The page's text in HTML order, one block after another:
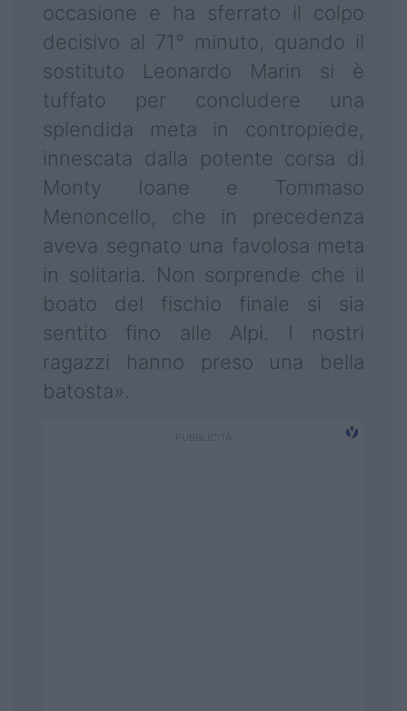
occasione e ha sferrato il colpo
decisivo al 71° minuto, quando il
sostituto Leonardo Marin si è
tuffato per concludere una
splendida meta in contropiede,
innescata dalla potente corsa di
Monty Ioane e Tommaso
Menoncello, che in precedenza
aveva segnato una favolosa meta
in solitaria. Non sorprende che il
boato del fischio finale si sia
sentito fino alle Alpi. I nostri
ragazzi hanno preso una bella
batosta».